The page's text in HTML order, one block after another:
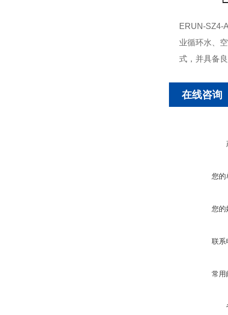
ERUN-SZ4-
业循环水、
式，并具备
在线咨询
您的
您的
联系
常用